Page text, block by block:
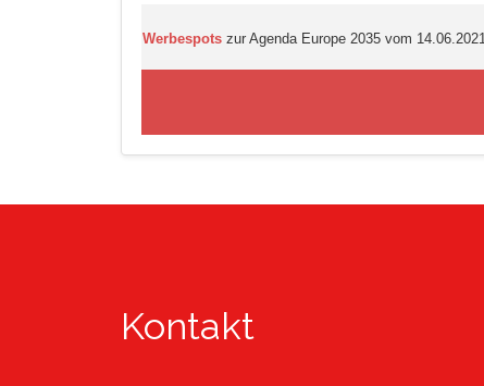
Werbespots zur Agenda Europe 2035 vom
Kontakt